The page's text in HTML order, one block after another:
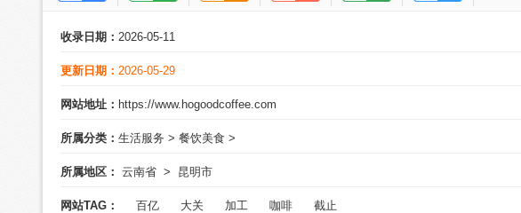
收录日期： 2026-05-11
更新日期： 2026-05-29
网站地址： https://www.hogoodcoffee.com
所属分类： 生活服务 > 餐饮美食 >
所属地区： 云南省 > 昆明市
网站TAG： 百亿 大关 加工 咖啡 截止